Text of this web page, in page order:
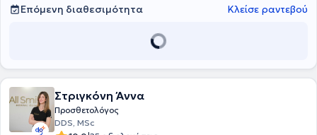
Επόμενη διαθεσιμότητα Κλείσε ραντεβού
Στριγκόνη Άννα
Προσθετολόγος
DDS, MSc